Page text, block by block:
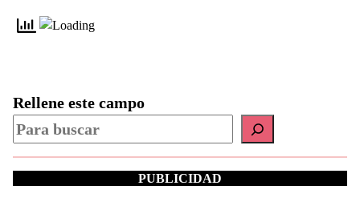
Rellene este campo
PUBLICIDAD